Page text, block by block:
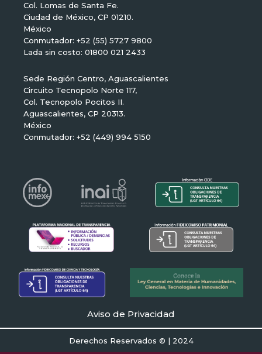
Col. Lomas de Santa Fe.
Ciudad de México, CP 01210.
México
Conmutador: +52 (55) 5727 9800
Lada sin costo: 01800 021 2433
Sede Región Centro, Aguascalientes
Circuito Tecnopolo Norte 117,
Col. Tecnopolo Pocitos II.
Aguascalientes, CP 20313.
México
Conmutador: +52 (449) 994 5150
Aviso de Privacidad
Derechos Reservados © | 2024